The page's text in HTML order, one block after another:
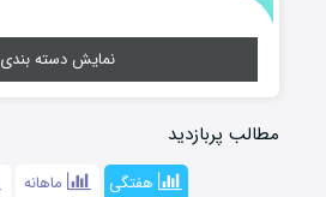
نمایش دسته بندی
مطالب پربازدید
هفتگی ماهانه